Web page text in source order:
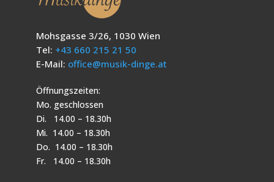
Mohsgasse 3/26, 1030 Wien
Tel: +43 660 215 21 50
E-Mail: office@musik-dinge.at
Öffnungszeiten:
Mo. geschlossen
Di. 14.00 – 18.30h
Mi. 14.00 – 18.30h
Do. 14.00 – 18.30h
Fr. 14.00 – 18.30h